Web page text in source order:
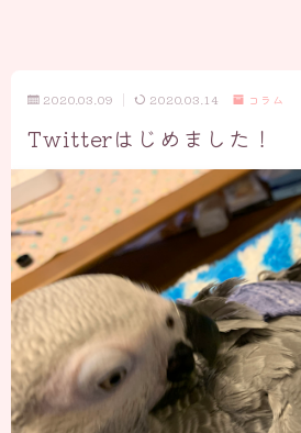
2020.03.09 2020.03.14 コラム
Twitterはじめました！